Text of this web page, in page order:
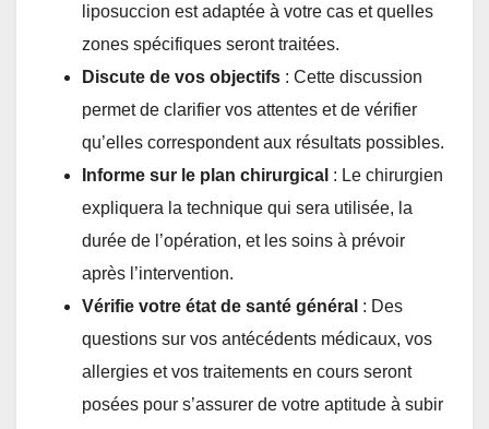
liposuccion est adaptée à votre cas et quelles
zones spécifiques seront traitées.
Discute de vos objectifs : Cette discussion
permet de clarifier vos attentes et de vérifier
qu’elles correspondent aux résultats possibles.
Informe sur le plan chirurgical : Le chirurgien
expliquera la technique qui sera utilisée, la
durée de l’opération, et les soins à prévoir
après l’intervention.
Vérifie votre état de santé général : Des
questions sur vos antécédents médicaux, vos
allergies et vos traitements en cours seront
posées pour s’assurer de votre aptitude à subir